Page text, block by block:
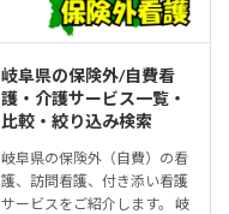
岐阜県の保険外/自費看
護・介護サービス一覧・
比較・絞り込み検索
岐阜県の保険外（自費）の看
護、訪問看護、付き添い看護
サービスをご紹介します。 岐